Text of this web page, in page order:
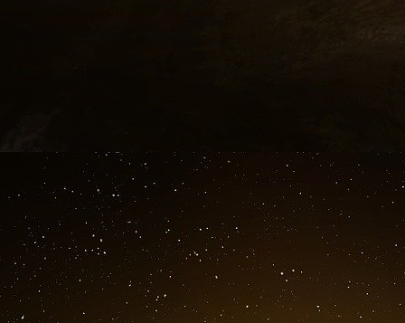
Les travaux de Marc Lavielle reposent sur ce
et que l’on peut représenter avec un
Ils commencent par la phase
l’organisme puis sa métabolisation et,
personne étudiée, ce modèle change un
varient : certaines personnes vont absorber
l’éliminer plus vite, etc. »